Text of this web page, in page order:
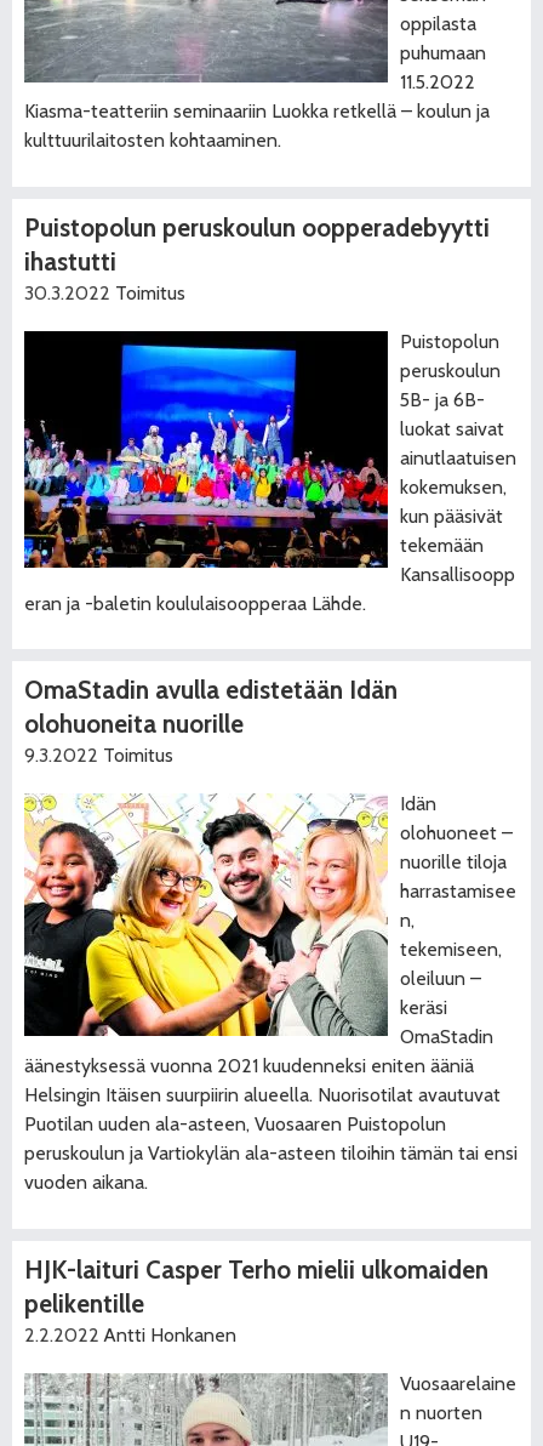
oppilasta
puhumaan
11.5.2022
Kiasma-teatteriin seminaariin Luokka retkellä – koulun ja
kulttuurilaitosten kohtaaminen.
Puistopolun peruskoulun oopperadebyytti
ihastutti
30.3.2022 Toimitus
Puistopolun
peruskoulun
5B- ja 6B-
luokat saivat
ainutlaatuisen
kokemuksen,
kun pääsivät
tekemään
Kansallisoopp
eran ja -baletin koululaisoopperaa Lähde.
OmaStadin avulla edistetään Idän
olohuoneita nuorille
9.3.2022 Toimitus
Idän
olohuoneet –
nuorille tiloja
harrastamisee
n,
tekemiseen,
oleiluun –
keräsi
OmaStadin
äänestyksessä vuonna 2021 kuudenneksi eniten ääniä
Helsingin Itäisen suurpiirin alueella. Nuorisotilat avautuvat
Puotilan uuden ala-asteen, Vuosaaren Puistopolun
peruskoulun ja Vartiokylän ala-asteen tiloihin tämän tai ensi
vuoden aikana.
HJK-laituri Casper Terho mielii ulkomaiden
pelikentille
2.2.2022 Antti Honkanen
Vuosaarelaine
n nuorten